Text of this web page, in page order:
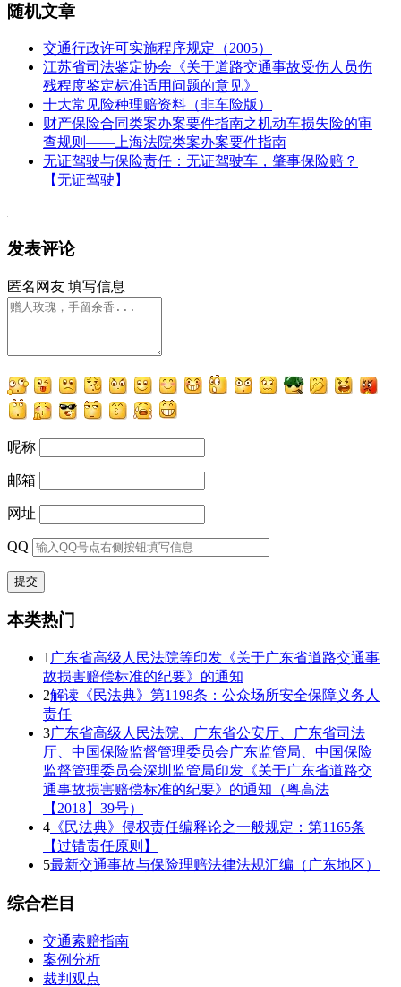
随机文章
交通行政许可实施程序规定（2005）
江苏省司法鉴定协会《关于道路交通事故受伤人员伤
残程度鉴定标准适用问题的意见》
十大常见险种理赔资料（非车险版）
财产保险合同类案办案要件指南之机动车损失险的审
查规则——上海法院类案办案要件指南
无证驾驶与保险责任：无证驾驶车，肇事保险赔？
【无证驾驶】
发表评论
匿名网友 填写信息
昵称
邮箱
网址
QQ
本类热门
1 广东省高级人民法院等印发《关于广东省道路交通事
故损害赔偿标准的纪要》的通知
2解读《民法典》第1198条：公众场所安全保障义务人
责任
3广东省高级人民法院、广东省公安厅、广东省司法
厅、中国保险监督管理委员会广东监管局、中国保险
监督管理委员会深圳监管局印发《关于广东省道路交
通事故损害赔偿标准的纪要》的通知（粤高法
【2018】39号）
4 《民法典》侵权责任编释论之一般规定：第1165条
【过错责任原则】
5最新交通事故与保险理赔法律法规汇编（广东地区）
综合栏目
交通索赔指南
案例分析
裁判观点